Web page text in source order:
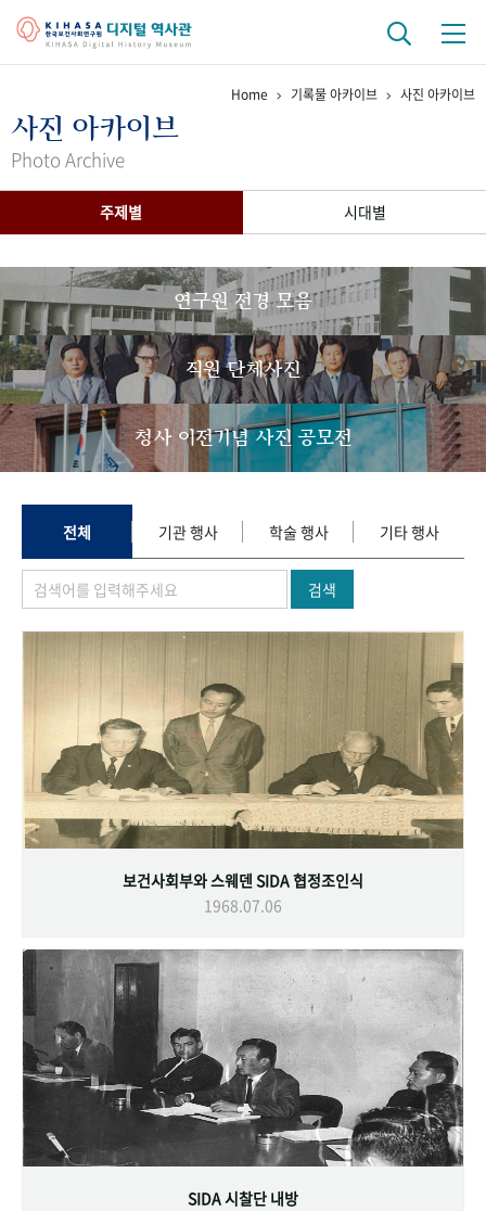
걸어온 길 기관 변천사
간행물 변천사
기록물 아카이브
사진 아카이브 문서 기록물 행정박물 영상 기록물
50+1 주년 기념
성과 50선 숫자로 보는 50년
세계와 함께 한 KIHASA
VR 역사관
Home 기록물 아카이브 사진 아카이브
사진 아카이브
Photo Archive
주제별 시대별
연구원 전경 모음
직원 단체사진
청사 이전기념 사진 공모전
전체 기관 행사 학술 행사 기타 행사
검색
보건사회부와 스웨덴 SIDA 협정조인식
1968.07.06
SIDA 시찰단 내방